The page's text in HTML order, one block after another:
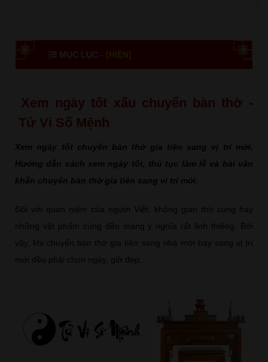
MỤC LỤC - [HIỆN]
Xem ngày tốt xấu chuyển bàn thờ -
Tử Vi Số Mệnh
Xem ngày tốt chuyển bàn thờgia tiên sang vị trí mới.
Hướng dẫn cách xem ngày tốt, thủ tục làm lễ và bài văn
khấn chuyển bàn thờ gia tiên sang vị trí mới.
Đối với quan niệm của người Việt, không gian thờ cúng hay
những vật phẩm cúng đều mang ý nghĩa rất linh thiêng. Bởi
vậy, khi chuyển bàn thờ gia tiên sang nhà mới hay sang vị trí
mới đều phải chọn ngày, giờ đẹp.